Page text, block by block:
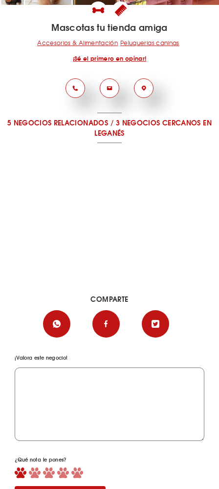
Mascotas tu tienda amiga
Accesorios & Alimentación Peluquerias caninas
¡Sé el primero en opinar!
5 NEGOCIOS RELACIONADOS/3 NEGOCIOS CERCANOS EN
LEGANÉS
¡Valora este negocio!
¿Qué nota le pones?
COMPARTE